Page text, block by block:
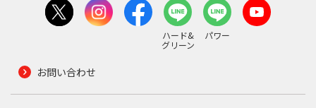
ハード&
グリーン
パワー
お問い合わせ